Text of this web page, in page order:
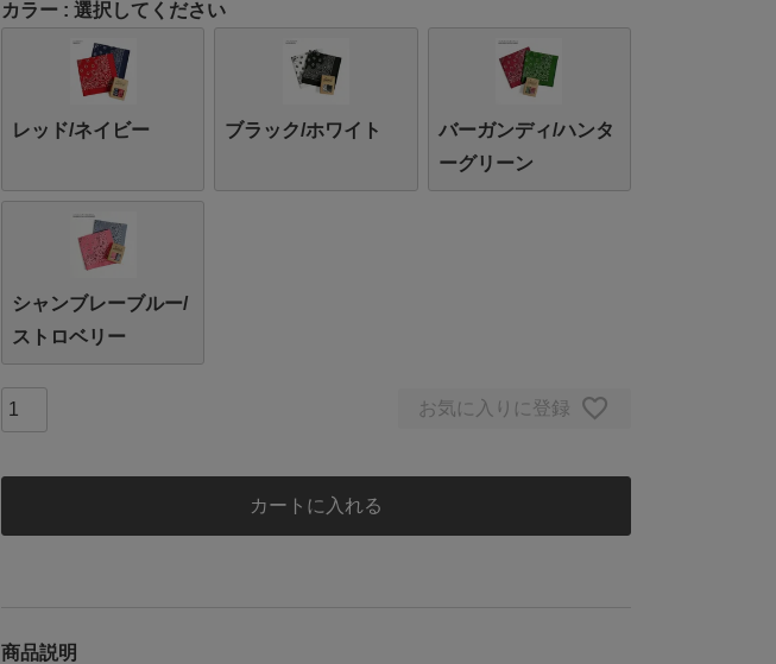
カラー 選択してください
レッド/ネイビー ブラック/ホワイト
バーガンディ/ハンタ
ーグリーン
シャンブレーブルー/
ストロベリー
お気に入りに登録
カートに入れる
商品説明